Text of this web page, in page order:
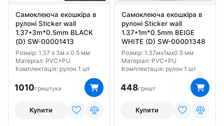
Самоклеюча екошкіра в
рулоні Sticker wall
1.37*3m*0.5mm BLACK
(D) SW-00001413
Розмір: 1.37 x 3м x 0.5 мм
Матеріал: PVC+PU
Комплектація: рулон 1 шт
1010грнштука
Купити
Самоклеюча екошкіра в
рулоні Sticker wall
1.37*1m*0.5mm BEIGE
WHITE (D) SW-00001348
Розмір: 1.37мx1мx0.5 мм
Матеріал: PVC+PU
Комплектація: рулон 1 шт
448грншт
Купити